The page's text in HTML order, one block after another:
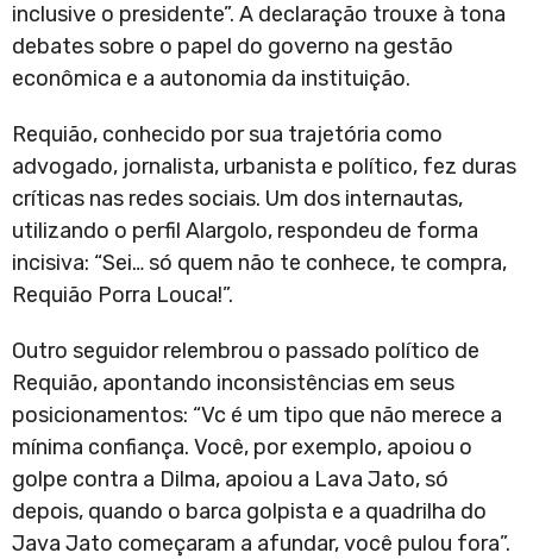
inclusive o presidente”. A declaração trouxe à tona
debates sobre o papel do governo na gestão
econômica e a autonomia da instituição.
Requião, conhecido por sua trajetória como
advogado, jornalista, urbanista e político, fez duras
críticas nas redes sociais. Um dos internautas,
utilizando o perfil Alargolo, respondeu de forma
incisiva: “Sei… só quem não te conhece, te compra,
Requião Porra Louca!”.
Outro seguidor relembrou o passado político de
Requião, apontando inconsistências em seus
posicionamentos: “Vc é um tipo que não merece a
mínima confiança. Você, por exemplo, apoiou o
golpe contra a Dilma, apoiou a Lava Jato, só
depois, quando o barca golpista e a quadrilha do
Java Jato começaram a afundar, você pulou fora”.